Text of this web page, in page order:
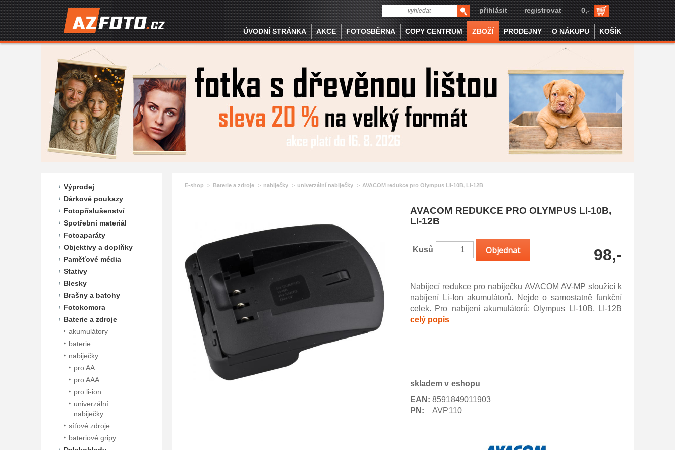
přihlásit registrovat 0,-
ÚVODNÍ STRÁNKA AKCE FOTOSBĚRNA COPY CENTRUM ZBOŽÍ PRODEJNY O NÁKUPU KOŠÍK
Výprodej
Dárkové poukazy
Fotopříslušenství
Spotřební materiál
Fotoaparáty
Objektivy a doplňky
Paměťové média
Stativy
Blesky
Brašny a batohy
Fotokomora
Baterie a zdroje
akumulátory
baterie
nabiječky
pro AA
pro AAA
pro li-ion
univerzální
nabiječky
síťové zdroje
bateriové gripy
E-shop Baterie a zdroje nabiječky univerzální nabiječky AVACOM redukce pro Olympus LI-10B, LI-12B
AVACOM REDUKCE PRO OLYMPUS LI-10B,
LI-12B
Kusů 98,-
Nabíjecí redukce pro nabíječku AVACOM AV-MP sloužící k
nabíjení Li-Ion akumulátorů. Nejde o samostatně funkční
celek. Pro nabíjení akumulátorů: Olympus LI-10B, LI-12B
celý popis
skladem v eshopu
EAN: 8591849011903
PN:
AVP110